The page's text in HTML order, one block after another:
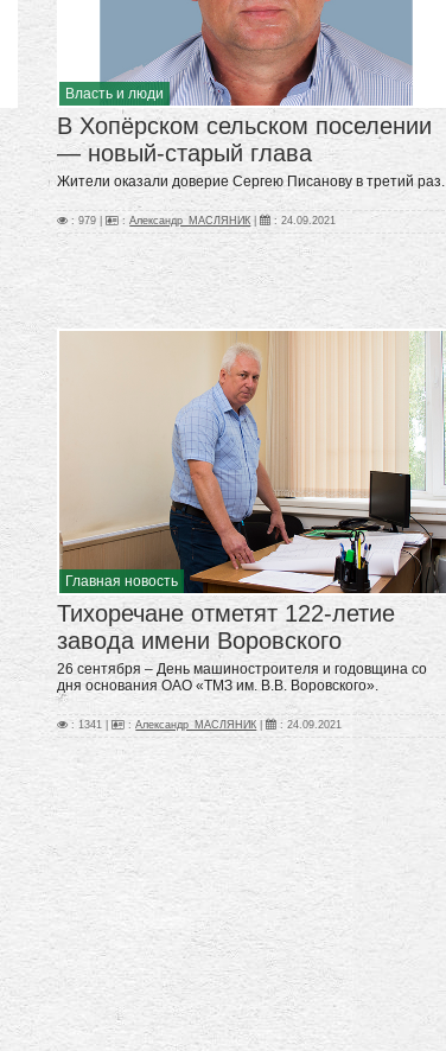
Власть и люди
В Хопёрском сельском поселении
— новый-старый глава
Жители оказали доверие Сергею Писанову в третий раз.
: 979 | :Александр_МАСЛЯНИК | :24.09.2021
Главная новость
Тихоречане отметят 122-летие
завода имени Воровского
26 сентября – День машиностроителя и годовщина со
дня основания ОАО «ТМЗ им. В.В. Воровского».
: 1341 | :Александр_МАСЛЯНИК | :24.09.2021